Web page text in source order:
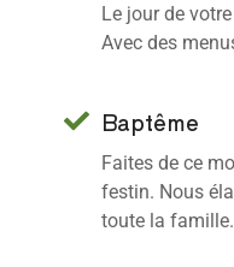
Le jour de
Avec des
Baptême
Faites de ce
festin. Nous
toute la famille.